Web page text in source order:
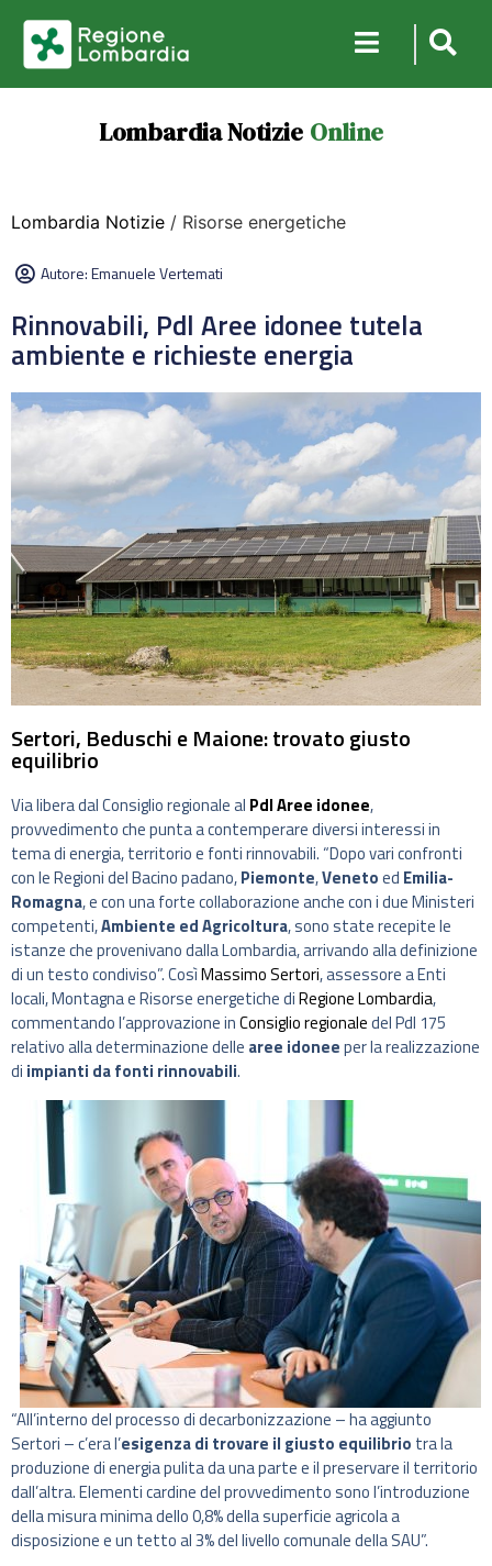
Lombardia Notizie Online
Lombardia Notizie / Risorse energetiche
Autore:Emanuele Vertemati
Rinnovabili, Pdl Aree idonee tutela
ambiente e richieste energia
Sertori, Beduschi e Maione: trovato giusto
equilibrio
Via libera dal Consiglio regionale al Pdl Aree idonee,
provvedimento che punta a contemperare diversi interessi in
tema di energia, territorio e fonti rinnovabili. “Dopo vari confronti
con le Regioni del Bacino padano,Piemonte,Venetoed Emilia-
Romagna, e con una forte collaborazione anche con i due Ministeri
competenti,Ambiente ed Agricoltura, sono state recepite le
istanze che provenivano dalla Lombardia, arrivando alla definizione
di un testo condiviso”. CosìMassimo Sertori, assessore a Enti
locali, Montagna e Risorse energetiche diRegione Lombardia,
commentando l’approvazione inConsiglio regionaledel Pdl 175
relativo alla determinazione delle aree idoneeper la realizzazione
di impianti da fonti rinnovabili.
“All’interno del processo di decarbonizzazione – ha aggiunto
Sertori – c’era l’esigenza di trovare il giusto equilibrio tra la
produzione di energia pulita da una parte e il preservare il territorio
dall’altra. Elementi cardine del provvedimento sono l’introduzione
della misura minima dello 0,8% della superficie agricola a
disposizione e un tetto al 3% del livello comunale della SAU”.